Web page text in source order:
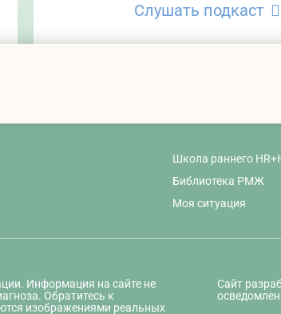
Слушать подкаст
Школа раннего
Библиотека РМЖ
Моя ситуация
Информация на сайте не
Обратитесь к
изображениями реальных
Сайт